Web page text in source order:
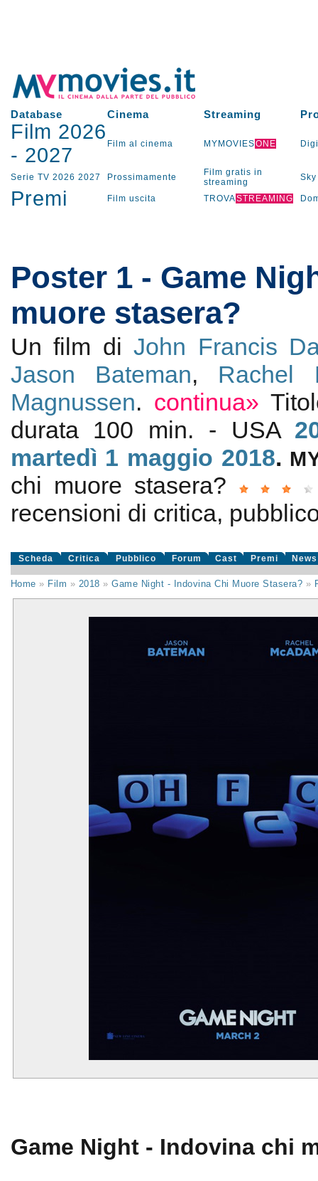
Database Cinema Streaming
Film 2026
- 2027 Film al cinema MYMOVIESONE
Serie TV 2026 2027 Prossimamente
Film gratis in
streaming
Sky
Premi Film uscita TROVASTREAMING
Poster 1 - Game
muore stasera?
Un film diJohn Francis
Jason Bateman, Rachel
Magnussen. continua»
durata 100 min. - USA
martedì 1 maggio 2018.
chi muore stasera?
recensioni di critica,
Scheda Critica Pubblico Forum Cast Premi News
Home » Film » 2018 »Game Night - Indovina Chi Muore Stasera? »
Game Night - Indovina chi